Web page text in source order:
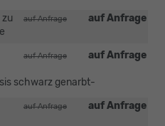
auf Anfrage
auf Anfrage
auf Anfrage
auf Anfrage
schwarz genarbt-
auf Anfrage
auf Anfrage